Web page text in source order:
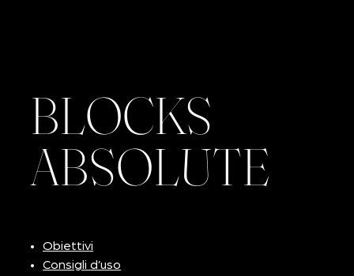
BLOCKS
ABSOLUTE
Obiettivi
Consigli d’uso